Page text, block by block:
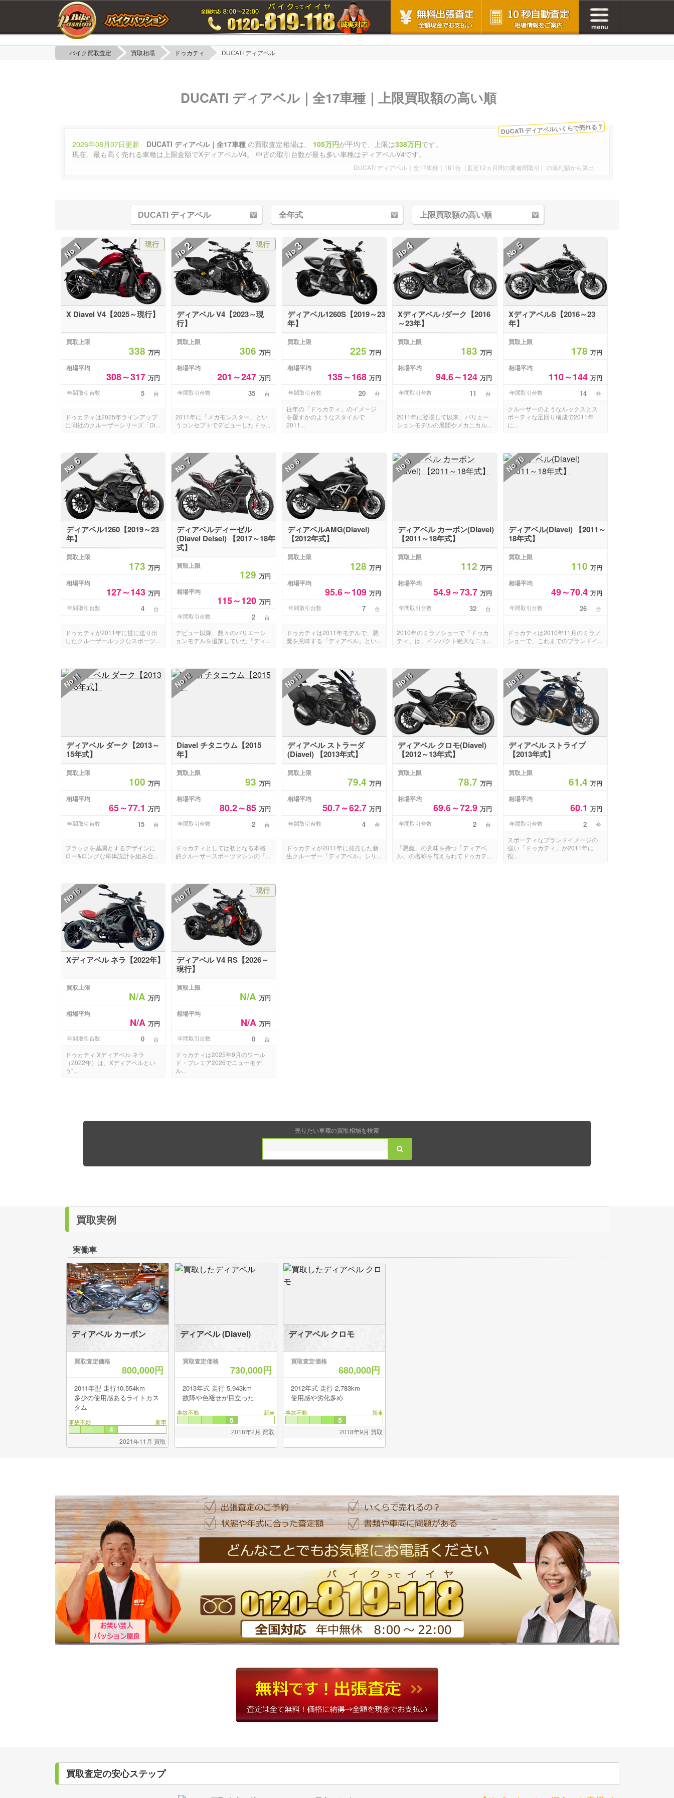
バイク買取査定 買取相場 ドゥカティ DUCATI ディアベル
DUCATI ディアベル｜全17車種｜上限買取額の高い順
DUCATI ディアベルいくらで売れる？
2026年08月07日更新 DUCATI ディアベル｜全17車種 の買取査定相場は、 105万円が平均で、上限は338万円です。
現在、最も高く売れる車種は上限金額でXディアベルV4。 中古の取引台数が最も多い車種はディアベルV4です。
DUCATI ディアベル｜全17車種｜181台（直近12ヵ月間の業者間取引）の落札額から算出
No
1 現行
X Diavel V4【2025～現行】
買取上限
338万円
相場平均
308～317万円
年間取引台数 5 台
ドゥカティは2025年ラインアップ
に同社のクルーザーシリーズ「Di...
No
2 現行
ディアベル V4【2023～現
行】
買取上限
306 万円
相場平均
201～247 万円
年間取引台数 35 台
2011年に「メガモンスター」とい
うコンセプトでデビューしたドゥ...
No
3
ディアベル1260S【2019～23
年】
買取上限
225万円
相場平均
135～168万円
年間取引台数 20 台
往年の「ドゥカティ」のイメージ
を覆すかのようなスタイルで
2011...
No
4
Xディアベル /ダーク【2016
～23年】
買取上限
183 万円
相場平均
94.6～124 万円
年間取引台数 11 台
2011年に登場して以来、バリエー
ションモデルの展開やメカニカル...
No
5
XディアベルS【2016～23
年】
買取上限
178万円
相場平均
110～144万円
年間取引台数 14 台
クルーザーのようなルックスとス
ポーティな足回り構成で2011年
に...
No
6
ディアベル1260【2019～23
年】
買取上限
173万円
相場平均
127～143万円
年間取引台数 4 台
ドゥカティが2011年に世に送り出
したクルーザールックなスポーツ...
No
7
ディアベルディーゼル
(Diavel Deisel) 【2017～18年
式】
買取上限
129 万円
相場平均
115～120 万円
年間取引台数 2 台
デビュー以降、数々のバリエーシ
ョンモデルを追加していた「ディ...
No
8
ディアベルAMG(Diavel)
【2012年式】
買取上限
128万円
相場平均
95.6～109万円
年間取引台数 7 台
ドゥカティは2011年モデルで、悪
魔を意味する「ディアベル」とい...
No
9
ディアベル カーボン(Diavel)
【2011～18年式】
買取上限
112 万円
相場平均
54.9～73.7 万円
年間取引台数 32 台
2010年のミラノショーで「ドゥカ
ティ」は、インパクト絶大なニュ...
No
10
ディアベル(Diavel) 【2011～
18年式】
買取上限
110万円
相場平均
49～70.4万円
年間取引台数 26 台
ドゥカティは2010年11月のミラノ
ショーで、これまでのブランドイ...
No
11
ディアベル ダーク【2013～
15年式】
買取上限
100万円
相場平均
65～77.1万円
年間取引台数 15 台
ブラックを基調とするデザインに
ロー&ロングな車体設計を組み合...
No
12
Diavel チタニウム【2015
年】
買取上限
93 万円
相場平均
80.2～85 万円
年間取引台数 2 台
ドゥカティとしては初となる本格
的クルーザースポーツマシンの「...
No
13
ディアベル ストラーダ
(Diavel) 【2013年式】
買取上限
79.4万円
相場平均
50.7～62.7万円
年間取引台数 4 台
ドゥカティが2011年に発売した新
生クルーザー「ディアベル」シリ...
No
14
ディアベル クロモ(Diavel)
【2012～13年式】
買取上限
78.7 万円
相場平均
69.6～72.9 万円
年間取引台数 2 台
「悪魔」の意味を持つ「ディアベ
ル」の名称を与えられてドゥカテ...
No
15
ディアベル ストライプ
【2013年式】
買取上限
61.4万円
相場平均
60.1万円
年間取引台数 2 台
スポーティなブランドイメージの
強い「ドゥカティ」が2011年に
投...
No
16
Xディアベル ネラ【2022年】
買取上限
N/A万円
相場平均
N/A万円
年間取引台数 0 台
ドゥカティ Xディアベル ネラ
（2022年）は、Xディアベルとい
う“...
No
17 現行
ディアベル V4 RS【2026～
現行】
買取上限
N/A 万円
相場平均
N/A 万円
年間取引台数 0 台
ドゥカティは2025年9月のワール
ド・プレミア2026でニューモデ
ル...
売りたい車種の買取相場を検索
買取実例
実働車
ディアベル カーボン
買取査定価格
800,000円
2011年型 走行10,554km
多少の使用感あるライトカス
タム
事故不動 新車
4
2021年11月 買取
ディアベル (Diavel)
買取査定価格
730,000円
2013年式 走行 5,943km
故障や色褪せが目立った
事故不動 新車
5
2018年2月 買取
ディアベル クロモ
買取査定価格
680,000円
2012年式 走行 2,783km
使用感や劣化多め
事故不動 新車
5
2018年9月 買取
買取査定の安心ステップ